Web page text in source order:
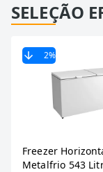
SELEÇÃO
2%
Freezer
Metalfrio 543